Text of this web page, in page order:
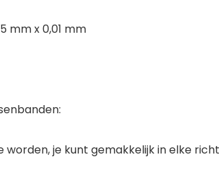
mm x 0,01 mm
worden, je kunt gemakkelijk in elke